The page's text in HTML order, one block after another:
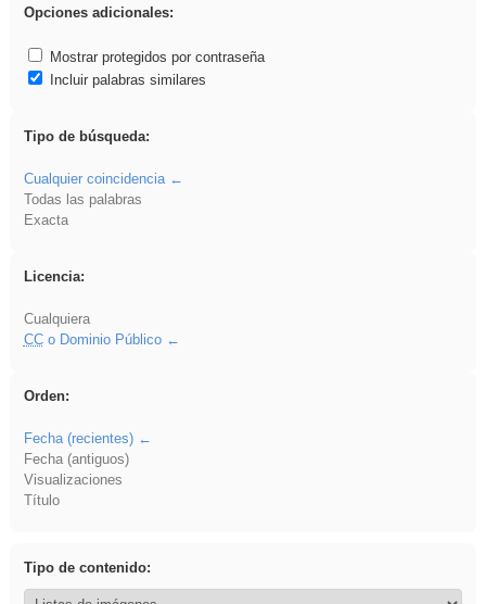
Opciones adicionales:
Mostrar protegidos por contraseña
Incluir palabras similares
Tipo de búsqueda:
Cualquier coincidencia
Todas las palabras
Exacta
Licencia:
Cualquiera
CCo Dominio Público
Orden:
Fecha (recientes)
Fecha (antiguos)
Visualizaciones
Título
Tipo de contenido: